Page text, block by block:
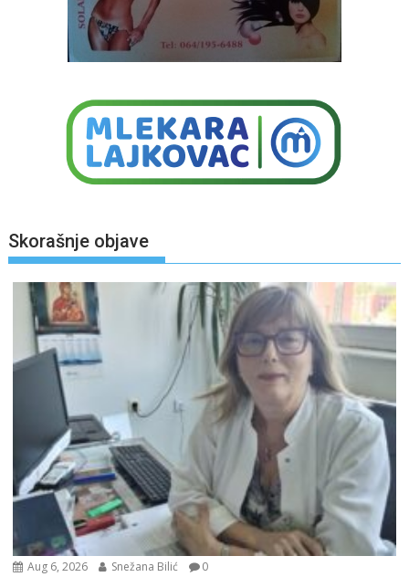
Skorašnje objave
Aug 6, 2026 Snežana Bilić 0